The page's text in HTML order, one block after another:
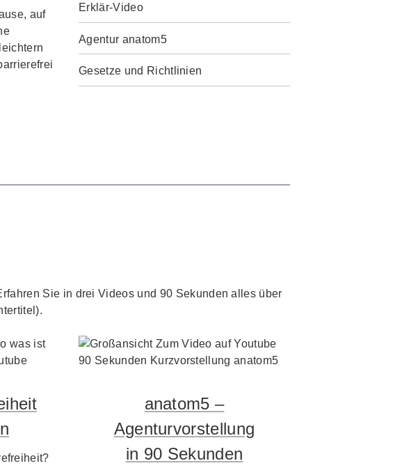
auf
Erklär-Video
Agentur anatom5
Gesetze und Richtlinien
Sie in drei Videos und 90 Sekunden alles über
anatom5 –
Agenturvorstellung
in 90 Sekunden